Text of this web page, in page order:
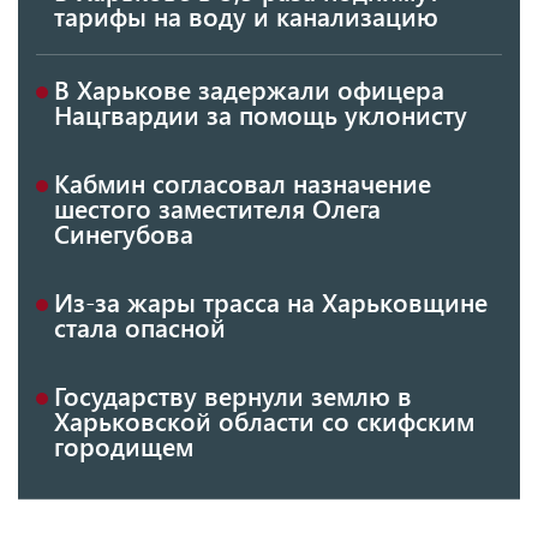
тарифы на воду и канализацию
В Харькове задержали офицера
Нацгвардии за помощь уклонисту
Кабмин согласовал назначение
шестого заместителя Олега
Синегубова
Из-за жары трасса на Харьковщине
стала опасной
Государству вернули землю в
Харьковской области со скифским
городищем